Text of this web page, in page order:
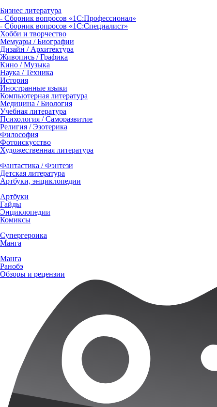
Бизнес литература
- Сборник вопросов «1С:Профессионал»
- Сборник вопросов «1С:Специалист»
Хобби и творчество
Мемуары / Биографии
Дизайн / Архитектура
Живопись / Графика
Кино / Музыка
Наука / Техника
История
Иностранные языки
Компьютерная литература
Медицина / Биология
Учебная литература
Психология / Саморазвитие
Религия / Эзотерика
Философия
Фотоискусство
Художественная литература
Фантастика / Фэнтези
Детская литература
Артбуки, энциклопедии
Артбуки
Гайды
Энциклопедии
Комиксы
Супергероика
Манга
Манга
Ранобэ
Обзоры и рецензии